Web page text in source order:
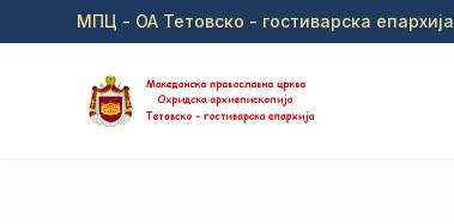
Прејди на главна содржина
МПЦ - ОА Тетовско - гостиварска епархија